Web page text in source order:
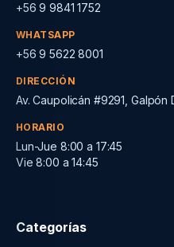
+56 9 9841 1752
WHATSAPP
+56 9 5622 8001
DIRECCIÓN
Av. Caupolicán #9291, Galpón
HORARIO
Lun-Jue 8:00 a 17:45
Vie 8:00 a 14:45
Categorías